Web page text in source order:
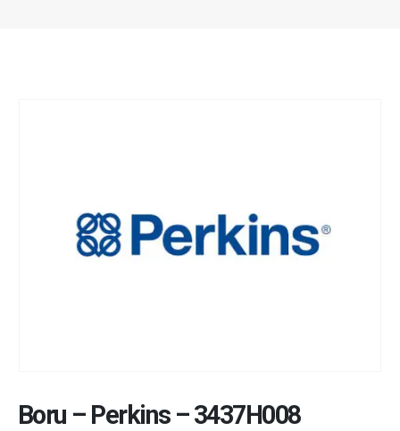
Boru – Perkins–3437H008